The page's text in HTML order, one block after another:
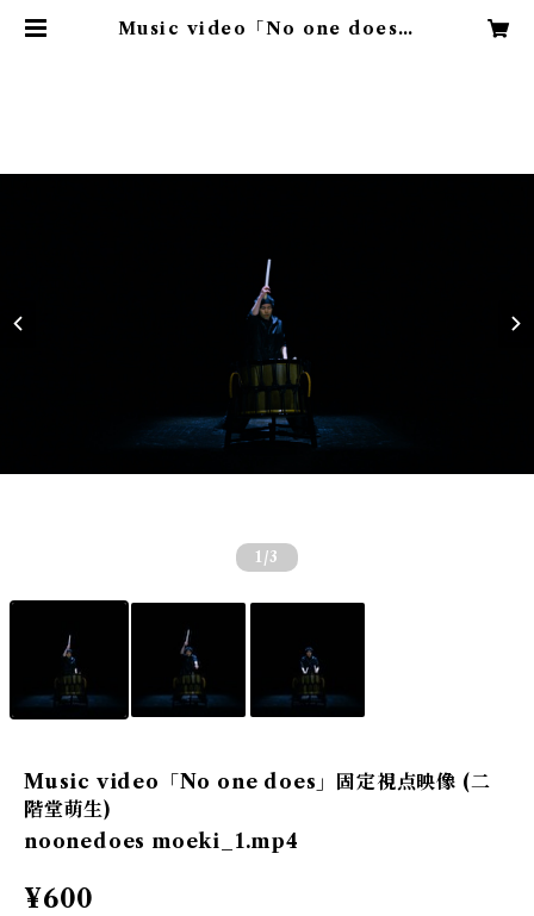
Music video「No one does」
1 /3
Music video「No one does」固定視点映像 (二
階堂萌生)
noonedoes moeki_1.mp4
¥600